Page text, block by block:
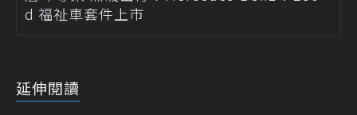
d 福祉車套件上市
延伸閱讀